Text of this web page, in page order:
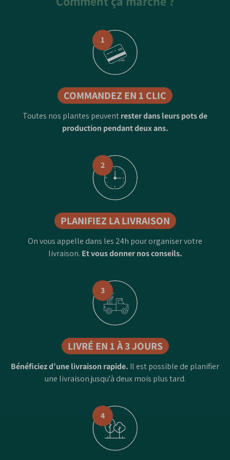
1
COMMANDEZ EN 1 CLIC
Toutes nos plantes peuventrester dans leurs pots de
production pendant deux ans.
2
PLANIFIEZ LA LIVRAISON
On vous appelle dans les 24h pour organiser votre
livraison. Et vous donner nos conseils.
3
LIVRÉ EN 1 À 3 JOURS
Bénéficiez d’une livraison rapide. Il est possible de planifier
une livraison jusqu'à deux mois plus tard.
4